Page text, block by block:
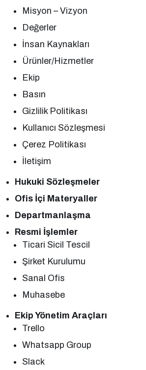
Misyon – Vizyon
Değerler
İnsan Kaynakları
Ürünler/Hizmetler
Ekip
Basın
Gizlilik Politikası
Kullanıcı Sözleşmesi
Çerez Politikası
İletişim
Hukuki Sözleşmeler
Ofis İçi Materyaller
Departmanlaşma
Resmi İşlemler
Ticari Sicil Tescil
Şirket Kurulumu
Sanal Ofis
Muhasebe
Ekip Yönetim Araçları
Trello
Whatsapp Group
Slack